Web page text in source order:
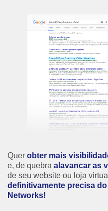
Quer obter mais
e, de quebra alavancar as
de seu website ou loja
definitivamente precisa
Networks!